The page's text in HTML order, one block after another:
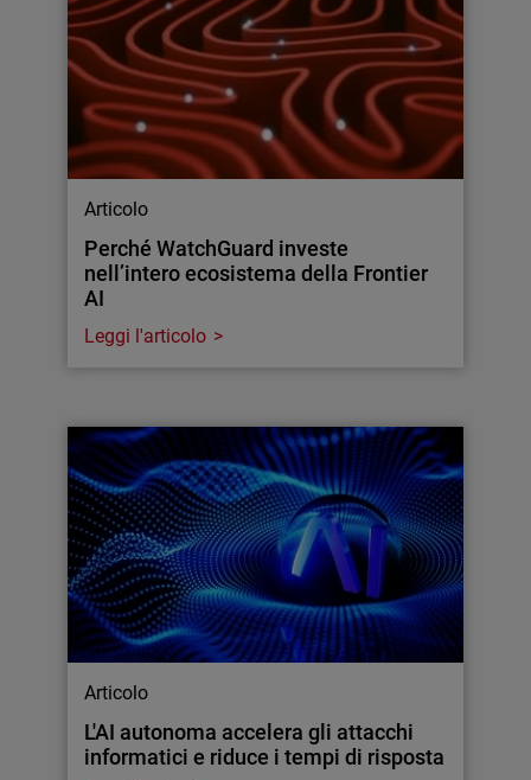
Articolo
Perché WatchGuard investe
nell’intero ecosistema della Frontier
AI
Leggi l'articolo
Articolo
L'AI autonoma accelera gli attacchi
informatici e riduce i tempi di risposta